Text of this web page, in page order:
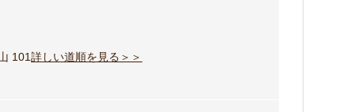
101詳しい道順を見る＞＞